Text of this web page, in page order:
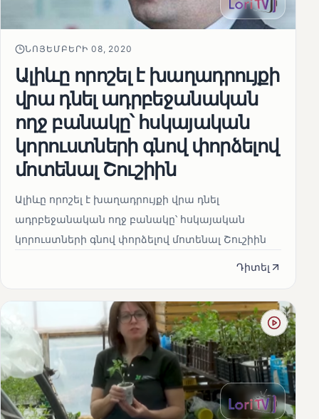
ՆՈՅԵՄԲԵՐԻ 08, 2020
Ալիևը որոշել է խաղադրույքի
վրա դնել ադրբեջանական
ողջ բանակը՝ հսկայական
կորուստների գնով փորձելով
մոտենալ Շուշիին
Ալիևը որոշել է խաղադրույքի վրա դնել
ադրբեջանական ողջ բանակը՝ հսկայական
կորուստների գնով փորձելով մոտենալ Շուշիին
Դիտել